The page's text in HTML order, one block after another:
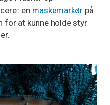
en maskemarkør på
for at kunne holde styr